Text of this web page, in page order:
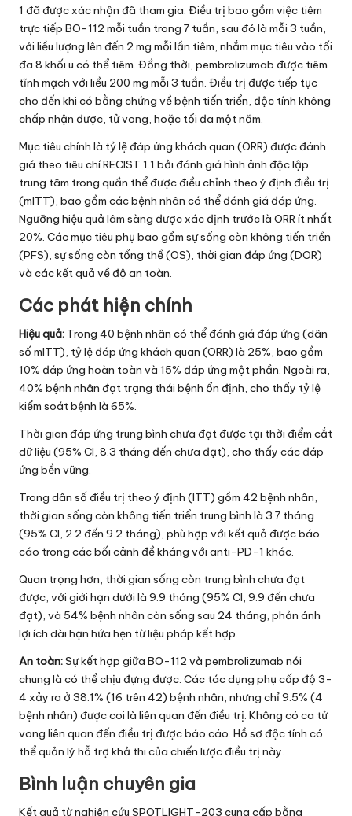
1 đã được xác nhận đã tham gia. Điều trị bao gồm việc tiêm
trực tiếp BO-112 mỗi tuần trong 7 tuần, sau đó là mỗi 3 tuần,
với liều lượng lên đến 2 mg mỗi lần tiêm, nhắm mục tiêu vào tối
đa 8 khối u có thể tiêm. Đồng thời, pembrolizumab được tiêm
tĩnh mạch với liều 200 mg mỗi 3 tuần. Điều trị được tiếp tục
cho đến khi có bằng chứng về bệnh tiến triển, độc tính không
chấp nhận được, tử vong, hoặc tối đa một năm.
Mục tiêu chính là tỷ lệ đáp ứng khách quan (ORR) được đánh
giá theo tiêu chí RECIST 1.1 bởi đánh giá hình ảnh độc lập
trung tâm trong quần thể được điều chỉnh theo ý định điều trị
(mITT), bao gồm các bệnh nhân có thể đánh giá đáp ứng.
Ngưỡng hiệu quả lâm sàng được xác định trước là ORR ít nhất
20%. Các mục tiêu phụ bao gồm sự sống còn không tiến triển
(PFS), sự sống còn tổng thể (OS), thời gian đáp ứng (DOR)
và các kết quả về độ an toàn.
Các phát hiện chính
Hiệu quả: Trong 40 bệnh nhân có thể đánh giá đáp ứng (dân
số mITT), tỷ lệ đáp ứng khách quan (ORR) là 25%, bao gồm
10% đáp ứng hoàn toàn và 15% đáp ứng một phần. Ngoài ra,
40% bệnh nhân đạt trạng thái bệnh ổn định, cho thấy tỷ lệ
kiểm soát bệnh là 65%.
Thời gian đáp ứng trung bình chưa đạt được tại thời điểm cắt
dữ liệu (95% CI, 8.3 tháng đến chưa đạt), cho thấy các đáp
ứng bền vững.
Trong dân số điều trị theo ý định (ITT) gồm 42 bệnh nhân,
thời gian sống còn không tiến triển trung bình là 3.7 tháng
(95% CI, 2.2 đến 9.2 tháng), phù hợp với kết quả được báo
cáo trong các bối cảnh đề kháng với anti-PD-1 khác.
Quan trọng hơn, thời gian sống còn trung bình chưa đạt
được, với giới hạn dưới là 9.9 tháng (95% CI, 9.9 đến chưa
đạt), và 54% bệnh nhân còn sống sau 24 tháng, phản ánh
lợi ích dài hạn hứa hẹn từ liệu pháp kết hợp.
An toàn:Sự kết hợp giữa BO-112 và pembrolizumab nói
chung là có thể chịu đựng được. Các tác dụng phụ cấp độ 3-
4 xảy ra ở 38.1% (16 trên 42) bệnh nhân, nhưng chỉ 9.5% (4
bệnh nhân) được coi là liên quan đến điều trị. Không có ca tử
vong liên quan đến điều trị được báo cáo. Hồ sơ độc tính có
thể quản lý hỗ trợ khả thi của chiến lược điều trị này.
Bình luận chuyên gia
Kết quả từ nghiên cứu SPOTLIGHT-203 cung cấp bằng